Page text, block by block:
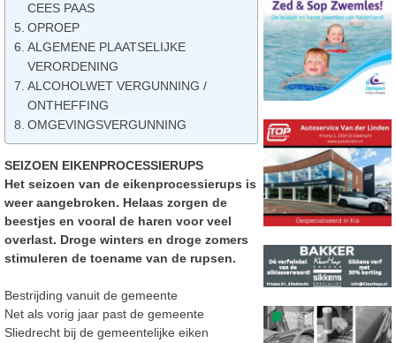
CEES PAAS
OPROEP
ALGEMENE PLAATSELIJKE
VERORDENING
ALCOHOLWET VERGUNNING /
ONTHEFFING
OMGEVINGSVERGUNNING
SEIZOEN EIKENPROCESSIERUPS
Het seizoen van de eikenprocessierups is
weer aangebroken. Helaas zorgen de
beestjes en vooral de haren voor veel
overlast. Droge winters en droge zomers
stimuleren de toename van de rupsen.
Bestrijding vanuit de gemeente
Net als vorig jaar past de gemeente
Sliedrecht bij de gemeentelijke eiken